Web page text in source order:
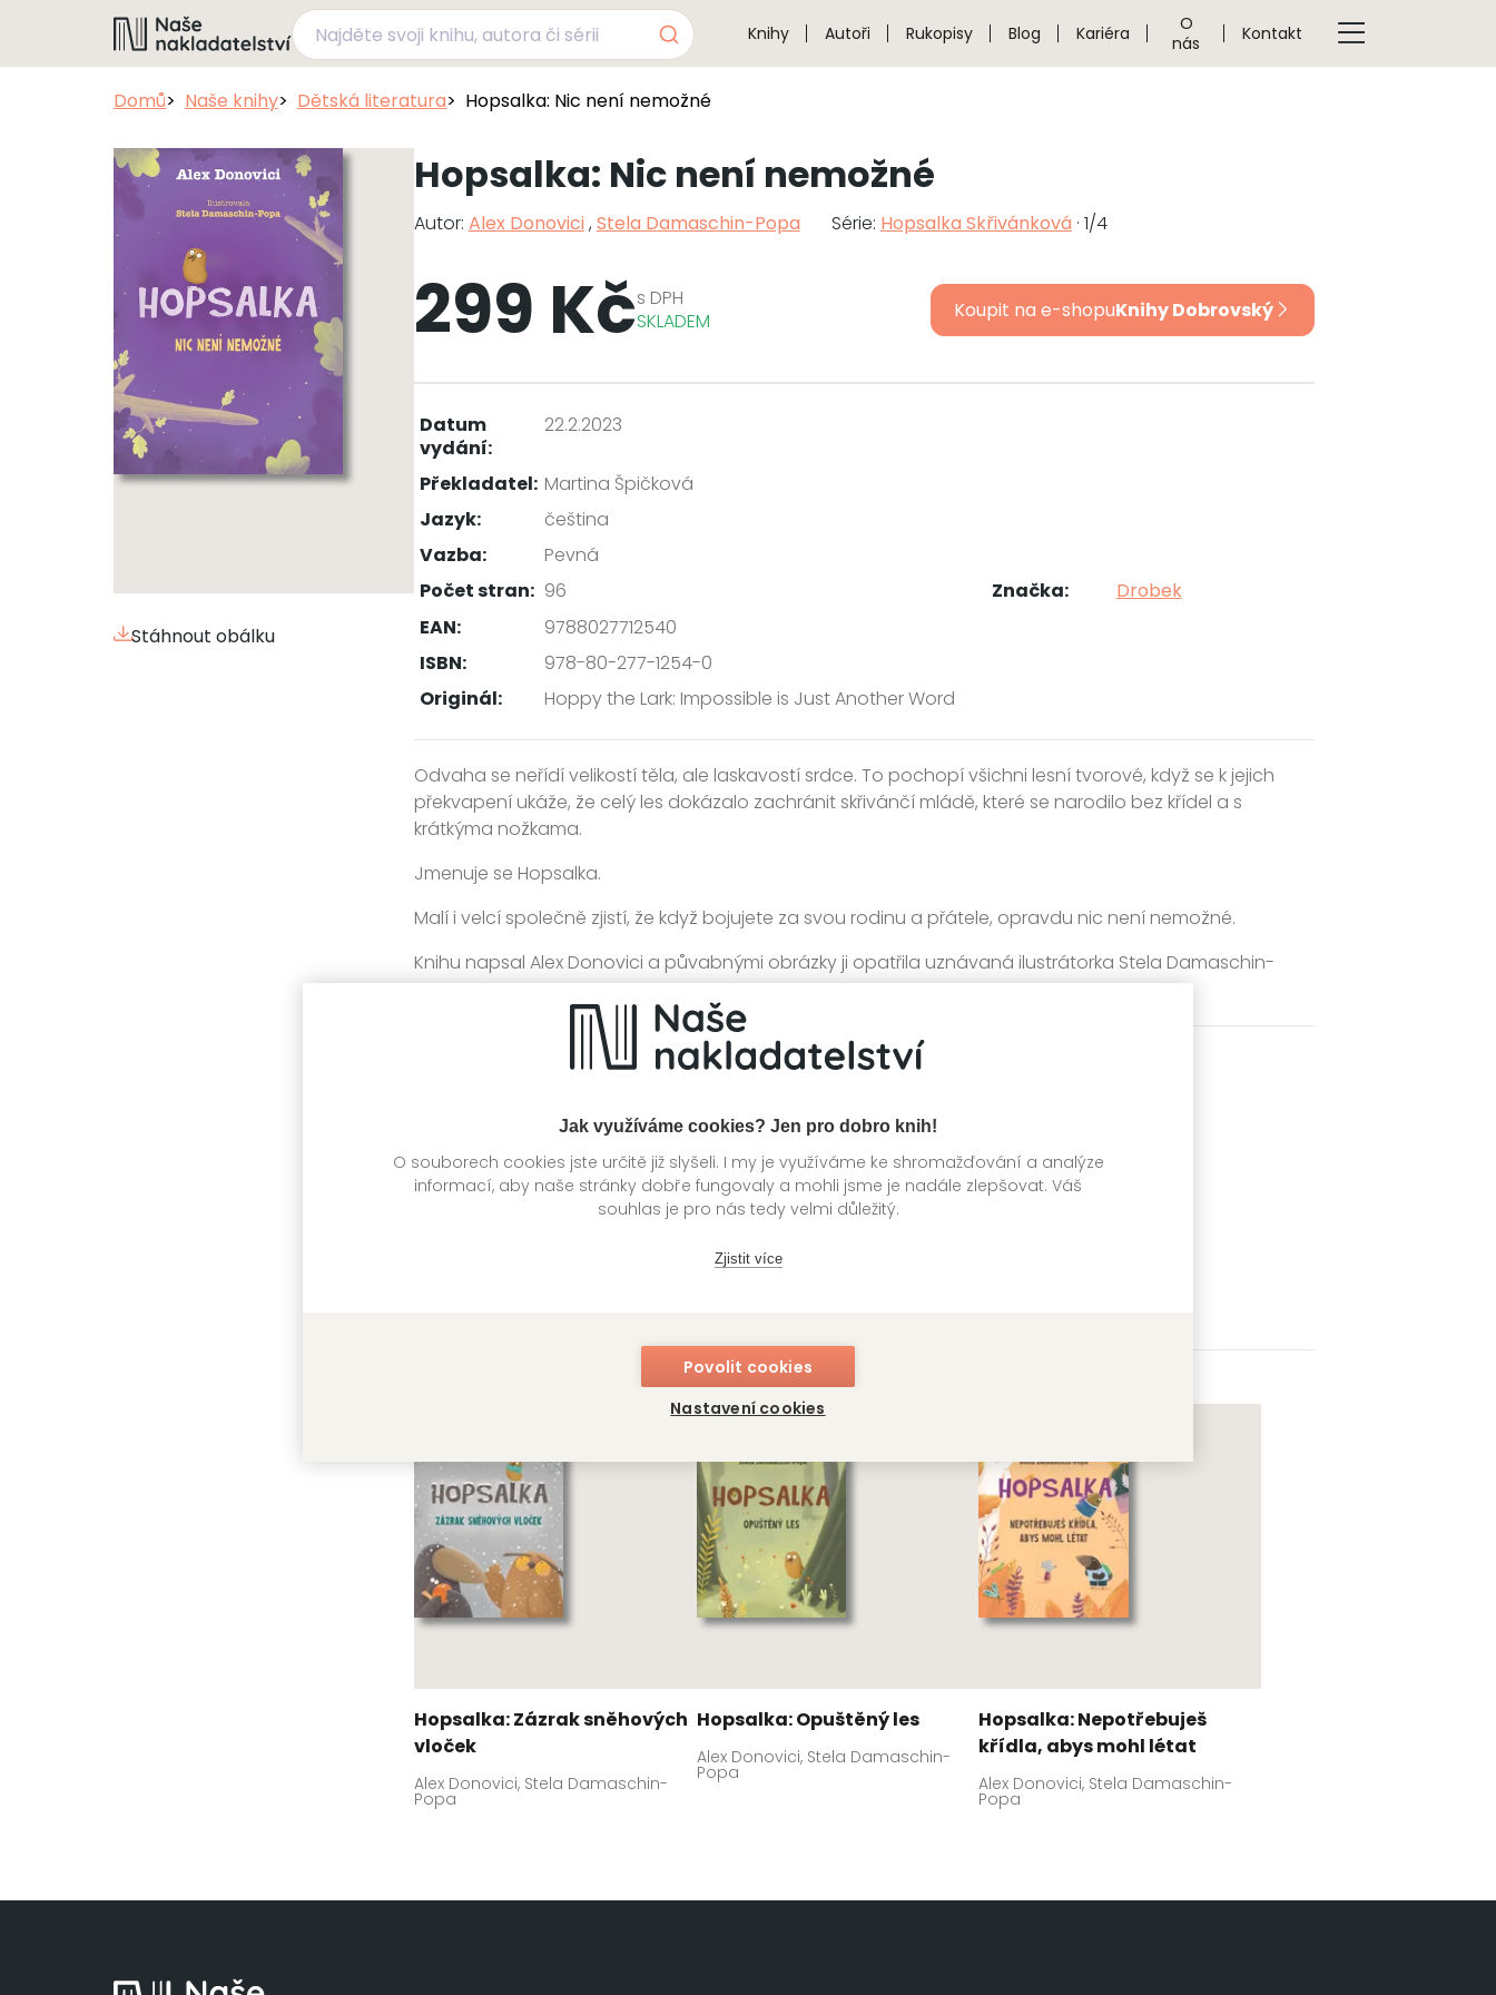
Jak využíváme cookies? Jen pro dobro knih!
O souborech cookies jste určitě již slyšeli. I my je využíváme ke shromažďování a analýze
informací, aby naše stránky dobře fungovaly a mohli jsme je nadále zlepšovat. Váš
souhlas je pro nás tedy velmi důležitý.
Zjistit více
Povolit cookies
Nastavení cookies
Knihy Autoři Rukopisy Blog Kariéra
O
nás
Kontakt
Domů Naše knihy Dětská literatura Hopsalka: Nic není nemožné
Stáhnout obálku
Hopsalka: Nic není nemožné
Autor: Alex Donovici, Stela Damaschin-Popa Série: Hopsalka Skřivánková · 1/4
299 Kčs DPH
SKLADEM
Koupit na e-shopuKnihy Dobrovský
Datum
vydání:
22.2.2023
Překladatel: Martina Špičková
Jazyk:
čeština
Vazba:
Pevná
Počet stran: 96
EAN:
9788027712540
ISBN:
978-80-277-1254-0
Originál:
Hoppy the Lark: Impossible is Just Another Word
Značka: Drobek
Odvaha se neřídí velikostí těla, ale laskavostí srdce. To pochopí všichni lesní tvorové, když se k jejich
překvapení ukáže, že celý les dokázalo zachránit skřivánčí mládě, které se narodilo bez křídel a s
krátkýma nožkama.
Jmenuje se Hopsalka.
Malí i velcí společně zjistí, že když bojujete za svou rodinu a přátele, opravdu nic není nemožné.
Knihu napsal Alex Donovici a půvabnými obrázky ji opatřila uznávaná ilustrátorka Stela Damaschin-
Popa.
2.Hopsalka: Zázrak sněhových vloček
3.Hopsalka: Opuštěný les
4.Hopsalka: Nepotřebuješ křídla, abys mohl létat
Zařažení
Kategorie >Dětská literatura
Hopsalka: Zázrak sněhových
vloček
Alex Donovici, Stela Damaschin-
Popa
Hopsalka: Opuštěný les
Alex Donovici, Stela Damaschin-
Popa
Hopsalka: Nepotřebuješ
křídla, abys mohl létat
Alex Donovici, Stela Damaschin-
Popa